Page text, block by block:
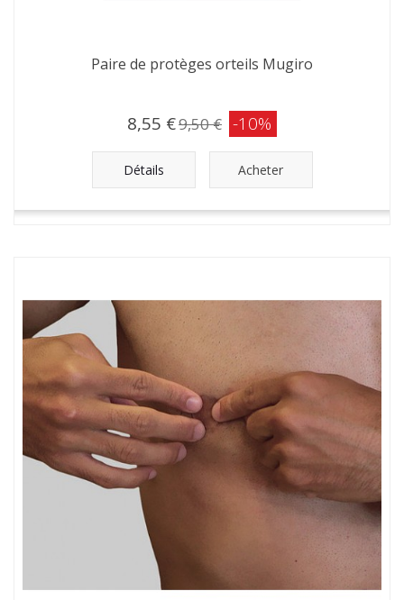
Paire de protèges orteils Mugiro
8,55 €9,50 € -10%
Détails Acheter